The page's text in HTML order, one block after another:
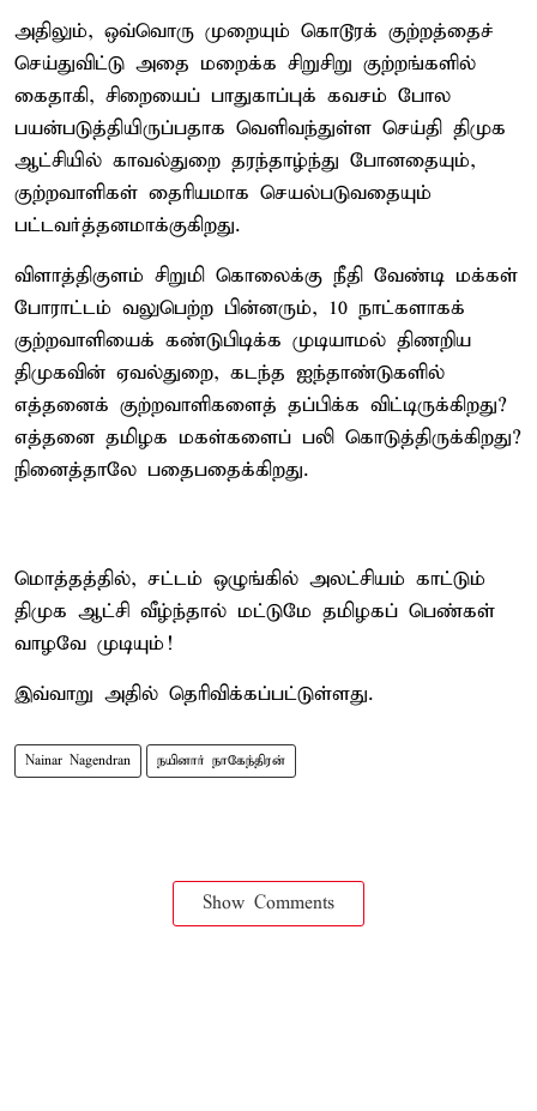
அதிலும், ஒவ்வொரு முறையும் கொடூரக் குற்றத்தைச்
செய்துவிட்டு அதை மறைக்க சிறுசிறு குற்றங்களில்
கைதாகி, சிறையைப் பாதுகாப்புக் கவசம் போல
பயன்படுத்தியிருப்பதாக வெளிவந்துள்ள செய்தி திமுக
ஆட்சியில் காவல்துறை தரந்தாழ்ந்து போனதையும்,
குற்றவாளிகள் தைரியமாக செயல்படுவதையும்
பட்டவர்த்தனமாக்குகிறது.
விளாத்திகுளம் சிறுமி கொலைக்கு நீதி வேண்டி மக்கள்
போராட்டம் வலுபெற்ற பின்னரும், 10 நாட்களாகக்
குற்றவாளியைக் கண்டுபிடிக்க முடியாமல் திணறிய
திமுகவின் ஏவல்துறை, கடந்த ஐந்தாண்டுகளில்
எத்தனைக் குற்றவாளிகளைத் தப்பிக்க விட்டிருக்கிறது?
எத்தனை தமிழக மகள்களைப் பலி கொடுத்திருக்கிறது?
நினைத்தாலே பதைபதைக்கிறது.
மொத்தத்தில், சட்டம் ஒழுங்கில் அலட்சியம் காட்டும்
திமுக ஆட்சி வீழ்ந்தால் மட்டுமே தமிழகப் பெண்கள்
வாழவே முடியும்!
இவ்வாறு அதில் தெரிவிக்கப்பட்டுள்ளது.
Nainar Nagendran நயினார் நாகேந்திரன்
Show Comments